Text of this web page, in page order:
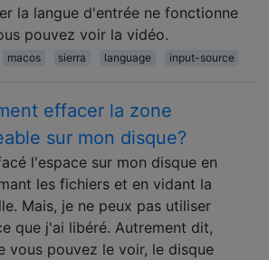
la langue d'entrée ne fonctionne
pouvez voir la vidéo.
macos sierra language input-source
effacer la zone
sur mon disque?
l'espace sur mon disque en
les fichiers et en vidant la
Mais, je ne peux pas utiliser
que j'ai libéré. Autrement dit,
vous pouvez le voir, le disque